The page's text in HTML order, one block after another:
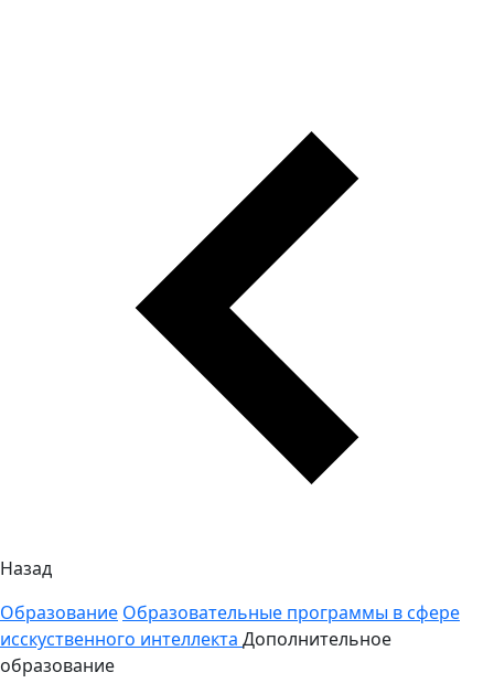
Назад
Образование Образовательные программы в сфере
исскуственного интеллекта Дополнительное
образование